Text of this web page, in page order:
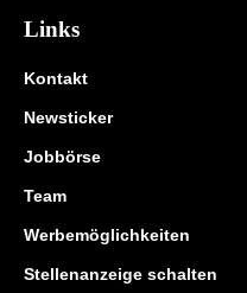
Links
Kontakt
Newsticker
Jobbörse
Team
Werbemöglichkeiten
Stellenanzeige schalten